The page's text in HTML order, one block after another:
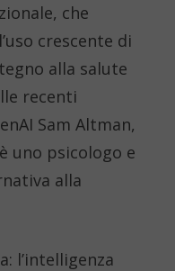
che
crescente di
alla salute
recenti
Sam Altman,
uno psicologo e
alla
l’intelligenza